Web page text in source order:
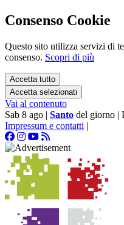
Consenso Cookie
Questo sito utilizza servizi di
consenso. Scopri di più
Accetta tutto
Accetta selezionati
Vai al contenuto
Sab 8 ago | Santo del giorno |
Impressum e contatti |